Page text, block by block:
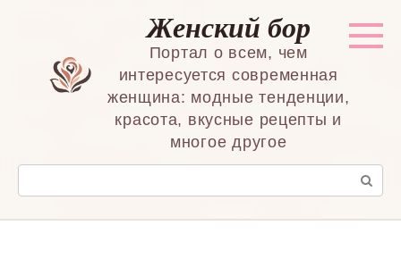
Женский бор
Портал о всем, чем
интересуется современная
женщина: модные тенденции,
красота, вкусные рецепты и
многое другое
Поиск: